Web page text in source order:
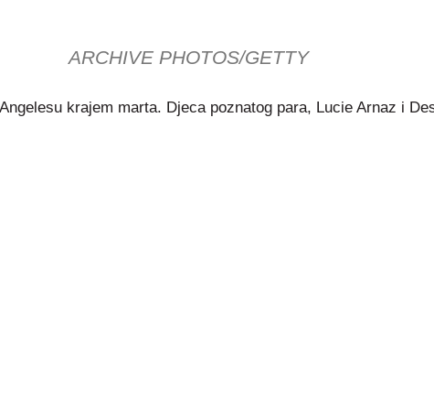
ARCHIVE PHOTOS/GETTY
krajem marta. Djeca poznatog para, Lucie Arnaz i